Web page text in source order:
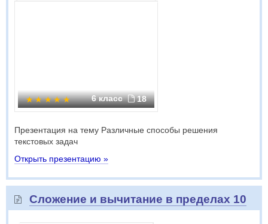
6 класс 18
Презентация на тему Различные способы решения
текстовых задач
Открыть презентацию »
Сложение и вычитание в пределах 10